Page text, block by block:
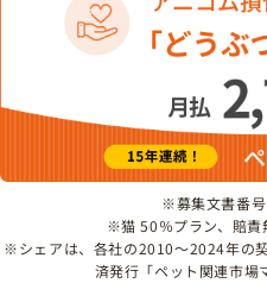
※募集文書番
※猫 50％プラン、賠責
※シェアは、各社の2010～2024年の
済発行「ペット関連市場